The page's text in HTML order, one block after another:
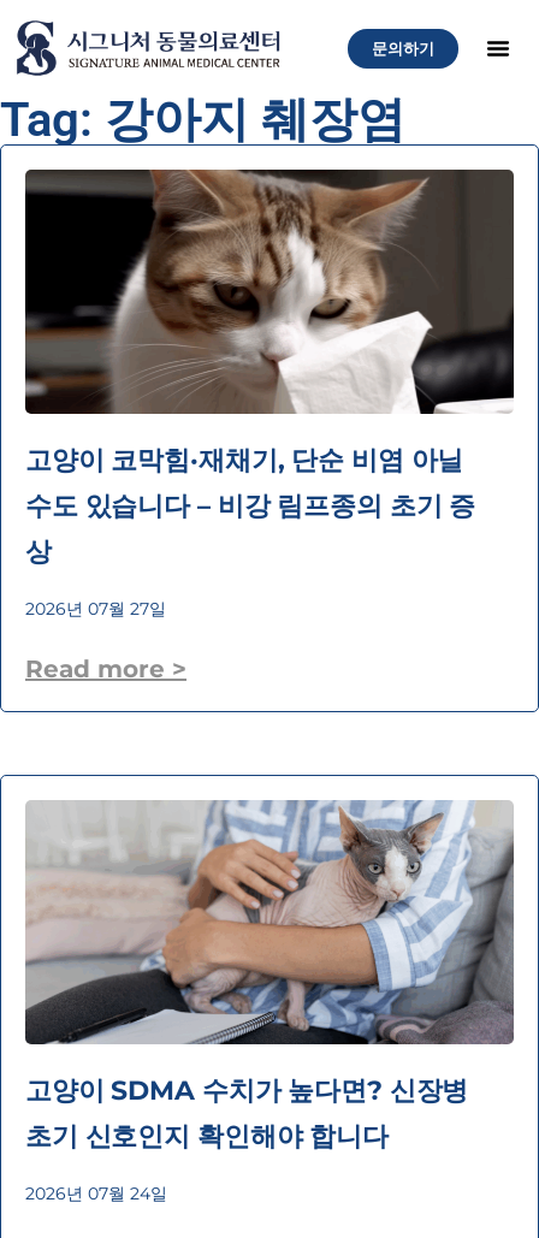
문의하기
Tag: 강아지 췌장염
고양이 코막힘·재채기, 단순 비염 아닐
수도 있습니다 – 비강 림프종의 초기 증
상
2026년 07월 27일
Read more >
고양이 SDMA 수치가 높다면? 신장병
초기 신호인지 확인해야 합니다
2026년 07월 24일